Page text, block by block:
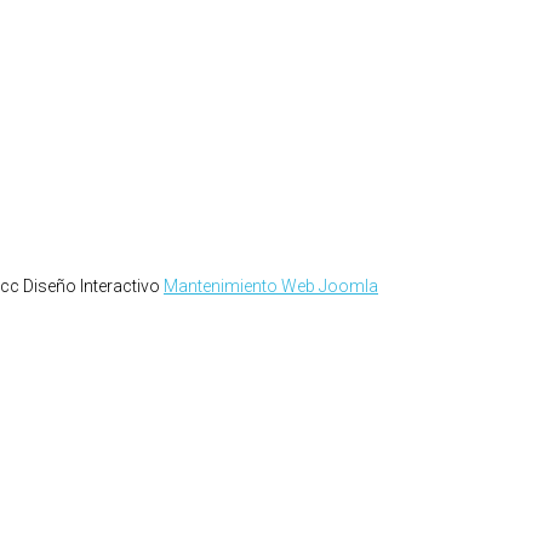
Diseño Interactivo Mantenimiento Web Joomla